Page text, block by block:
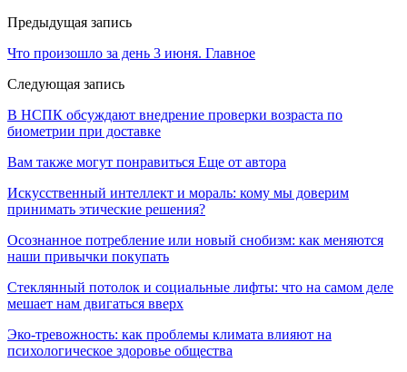
Предыдущая запись
Что произошло за день 3 июня. Главное
Следующая запись
В НСПК обсуждают внедрение проверки возраста по
биометрии при доставке
Вам также могут понравиться Еще от автора
Искусственный интеллект и мораль: кому мы доверим
принимать этические решения?
Осознанное потребление или новый снобизм: как меняются
наши привычки покупать
Стеклянный потолок и социальные лифты: что на самом деле
мешает нам двигаться вверх
Эко-тревожность: как проблемы климата влияют на
психологическое здоровье общества